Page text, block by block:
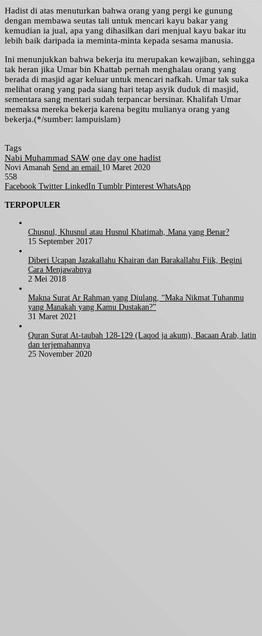
Hadist di atas menuturkan bahwa orang yang pergi ke gunung
dengan membawa seutas tali untuk mencari kayu bakar yang
kemudian ia jual, apa yang dihasilkan dari menjual kayu bakar itu
lebih baik daripada ia meminta-minta kepada sesama manusia.
Ini menunjukkan bahwa bekerja itu merupakan kewajiban, sehingga
tak heran jika Umar bin Khattab pernah menghalau orang yang
berada di masjid agar keluar untuk mencari nafkah. Umar tak suka
melihat orang yang pada siang hari tetap asyik duduk di masjid,
sementara sang mentari sudah terpancar bersinar. Khalifah Umar
memaksa mereka bekerja karena begitu mulianya orang yang
bekerja.(*/sumber: lampuislam)
Tags
Nabi Muhammad SAW one day one hadist
Novi Amanah Send an email 10 Maret 2020
558
Facebook Twitter LinkedIn Tumblr Pinterest WhatsApp
TERPOPULER
Chusnul, Khusnul atau Husnul Khatimah, Mana yang Benar?
15 September 2017
Diberi Ucapan Jazakallahu Khairan dan Barakallahu Fiik, Begini
Cara Menjawabnya
2 Mei 2018
Makna Surat Ar Rahman yang Diulang, “Maka Nikmat Tuhanmu
yang Manakah yang Kamu Dustakan?”
31 Maret 2021
Quran Surat At-taubah 128-129 (Laqod ja akum), Bacaan Arab, latin
dan terjemahannya
25 November 2020